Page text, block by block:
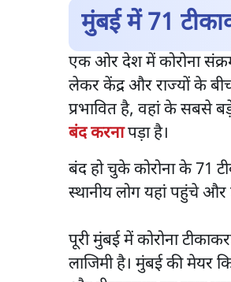
मुंबई में 71
एक ओर देश में कोरोना
लेकर केंद्र और राज्यों के
प्रभावित है, वहां के सबसे
बंद करनापड़ा है।
बंद हो चुके कोरोना के 71
स्थानीय लोग यहां पहुंचे और
पूरी मुंबई में कोरोना
लाजिमी है। मुंबई की मेयर